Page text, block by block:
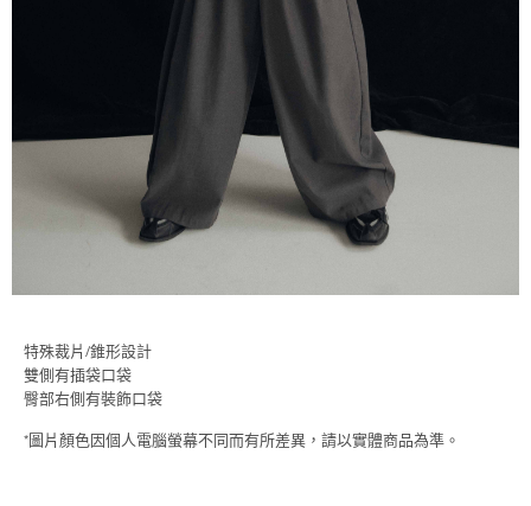
特殊裁片/錐形設計
雙側有插袋口袋
臀部右側有裝飾口袋
*圖片顏色因個人電腦螢幕不同而有所差異，請以實體商品為準。